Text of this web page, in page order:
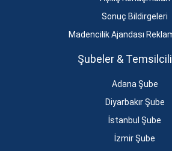
Sonuç Bildirgeleri
Madencilik Ajandası
Şubeler &
Adana Şube
Diyarbakır Şube
İstanbul Şube
İzmir Şube